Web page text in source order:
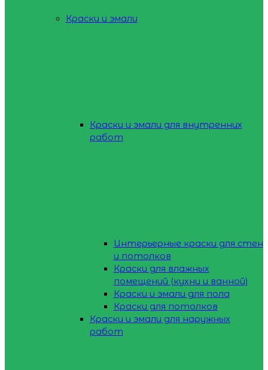
Краски и эмали
Краски и эмали для внутренних
работ
Интерьерные краски для стен
и потолков
Краски для влажных
помещений (кухни и ванной)
Краски и эмали для пола
Краски для потолков
Краски и эмали для наружных
работ